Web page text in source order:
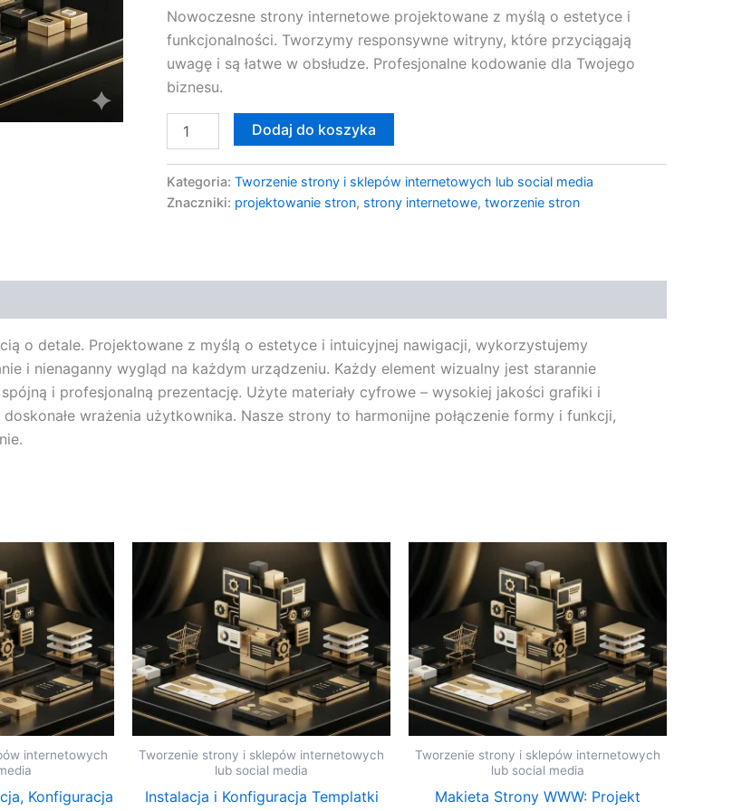
Nowoczesne strony internetowe projektowane z myślą o estetyce i
funkcjonalności. Tworzymy responsywne witryny, które przyciągają
uwagę i są łatwe w obsłudze. Profesjonalne kodowanie dla Twojego
biznesu.
Dodaj do koszyka
Kategoria: Tworzenie strony i sklepów internetowych lub social media
Znaczniki: projektowanie stron, strony internetowe, tworzenie stron
o detale. Projektowane z myślą o estetyce i intuicyjnej nawigacji, wykorzystujemy
i nienaganny wygląd na każdym urządzeniu. Każdy element wizualny jest starannie
i profesjonalną prezentację. Użyte materiały cyfrowe – wysokiej jakości grafiki i
wrażenia użytkownika. Nasze strony to harmonijne połączenie formy i funkcji,
internetowych
Konfiguracja
Tworzenie strony i sklepów internetowych
lub social media
Instalacja i Konfiguracja Templatki
Tworzenie strony i sklepów internetowych
lub social media
Makieta Strony WWW: Projekt